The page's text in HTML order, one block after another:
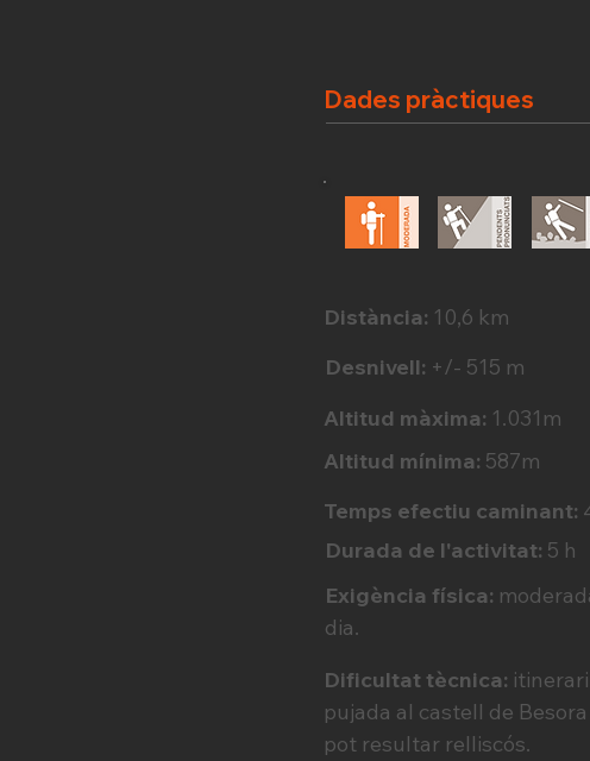
Dades pràctiques
Distància: 10,6 km
Desnivell: +/- 515 m
Altitud màxima: 1.031m
Altitud mínima: 587m
Temps efectiu caminant:
Durada de l'activitat: 5 h
Exigència física:
dia.
Dificultat tècnica:
pujada al castell de
pot resultar relliscós.